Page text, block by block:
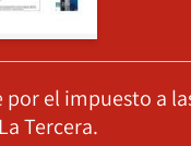
el impuesto a
Tercera.